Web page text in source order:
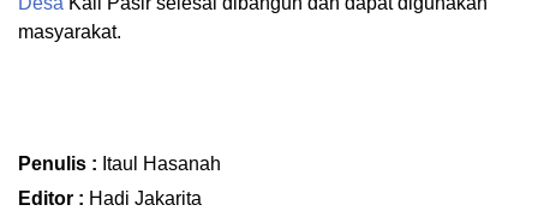
masyarakat.
Penulis : Itaul Hasanah
Editor : Hadi Jakarita